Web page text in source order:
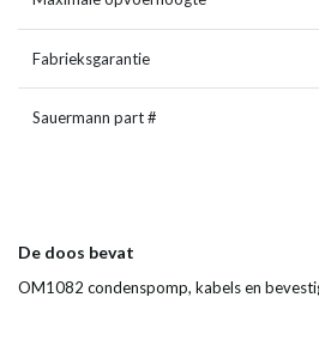
Fabrieksgarantie
Sauermann part #
De doos bevat
OM1082 condenspomp, kabels en